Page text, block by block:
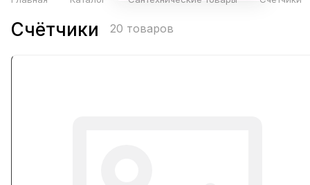
Счётчики 20 товаров